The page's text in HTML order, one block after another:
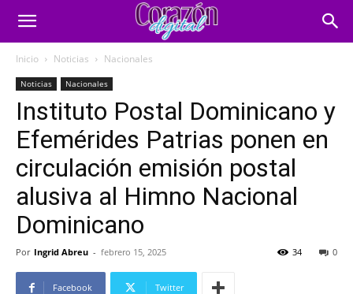
Inicio Noticias Nacionales
Noticias Nacionales
Instituto Postal Dominicano y
Efemérides Patrias ponen en
circulación emisión postal
alusiva al Himno Nacional
Dominicano
Por Ingrid Abreu - febrero 15, 2025 0
34
Facebook Twitter